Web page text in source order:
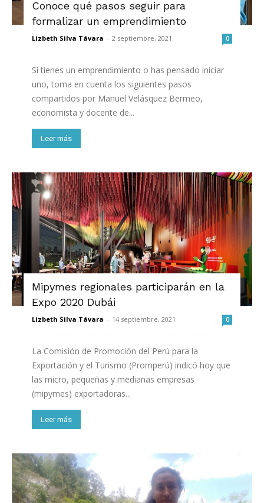
Conoce qué pasos seguir para
formalizar un emprendimiento
Lizbeth Silva Távara - 2 septiembre, 2021 0
Si tienes un emprendimiento o has pensado iniciar
uno, toma en cuenta los siguientes pasos
compartidos por Manuel Velásquez Bermeo,
economista y docente de...
Leer más
Mipymes regionales participarán en la
Expo 2020 Dubái
Lizbeth Silva Távara - 14 septiembre, 2021 0
La Comisión de Promoción del Perú para la
Exportación y el Turismo (Promperú) indicó hoy que
las micro, pequeñas y medianas empresas
(mipymes) exportadoras...
Leer más